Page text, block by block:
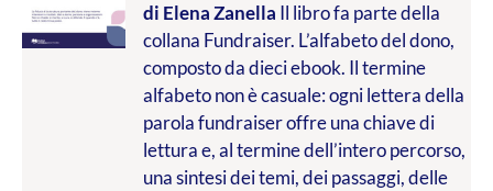
di Elena Zanella Il libro fa parte della
collana Fundraiser. L’alfabeto del dono,
composto da dieci ebook. Il termine
alfabeto non è casuale: ogni lettera della
parola fundraiser offre una chiave di
lettura e, al termine dell’intero percorso,
una sintesi dei temi, dei passaggi, delle